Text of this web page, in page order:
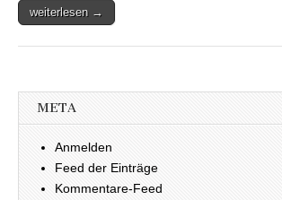
weiterlesen →
META
Anmelden
Feed der Einträge
Kommentare-Feed